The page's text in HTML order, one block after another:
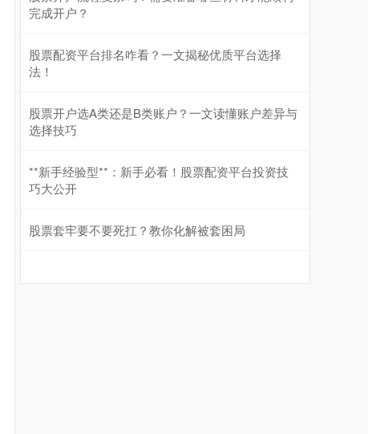
基金指数 7229.80 -1.63 -0.02%
国债指数 229.59 -0.00
完成开户？
股票配资平台排名咋看？一文揭秘优质平台选择
法！
股票开户选A类还是B类账户？一文读懂账户差异与
选择技巧
**新手经验型**：新手必看！股票配资平台投资技
巧大公开
股票套牢要不要死扛？教你化解被套困局